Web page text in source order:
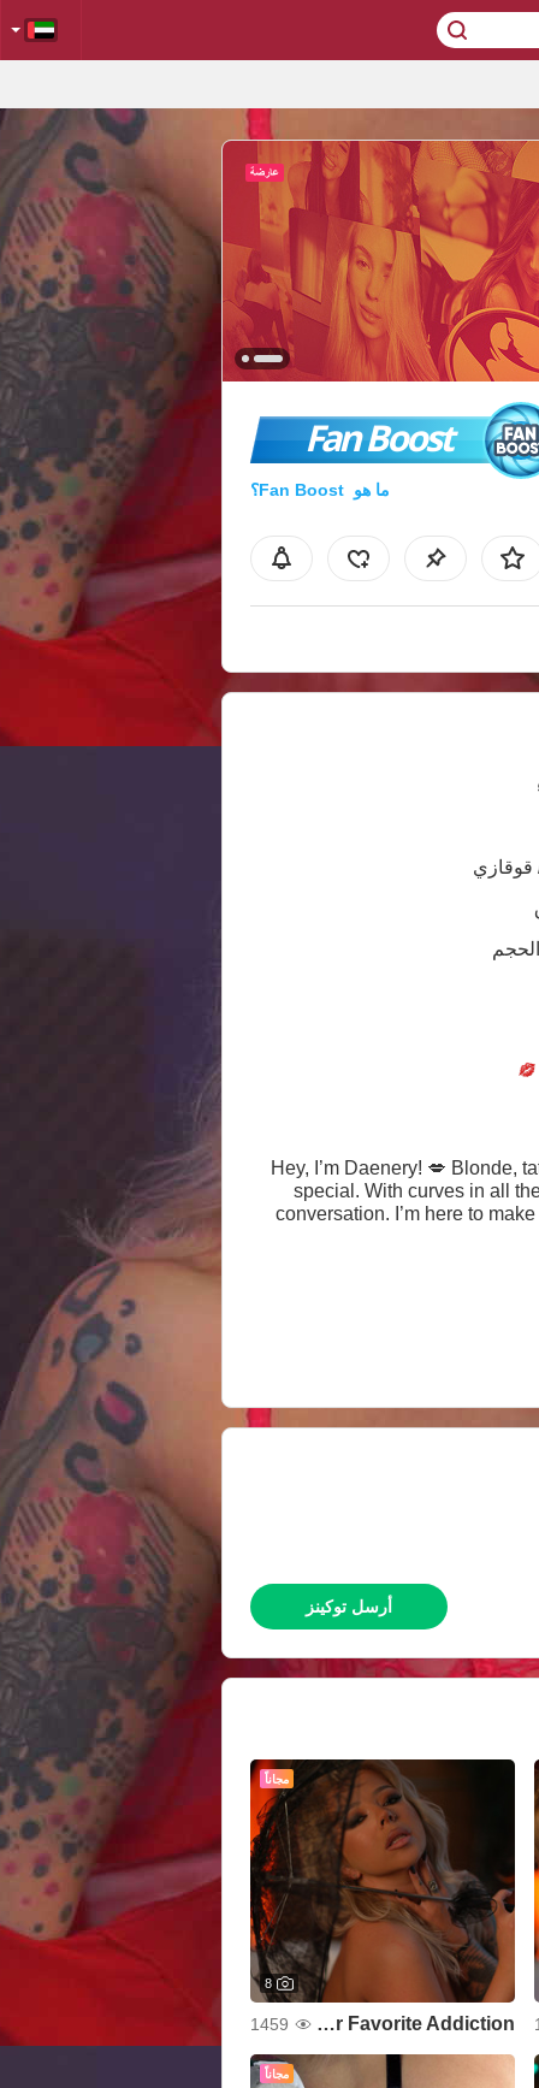
Fan Boost
ما هو Fan Boost؟
قوقازي
Hey, I’m Daenery! 💋 Blonde,
special. With curves in all
conversation. I’m here to
أرسل توكينز
مجاناً
8
Your Favorite Addiction
1459
مجاناً